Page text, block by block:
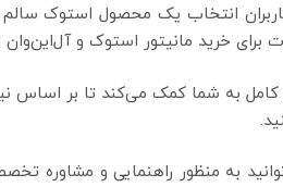
کاربران انتخاب یک محصول استوک
برای خرید مانیتور استوک و
و کامل به شما کمک می‌کند تا بر اساس
به منظور راهنمایی و مشاوره